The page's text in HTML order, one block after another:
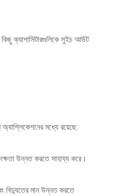
কিছু ক্যাপাসিটারগুলিকে সুইচ আউট
মধ্যে রয়েছে:
উন্নত করতে সাহায্য করে।
বিদ্যুতের মান উন্নত করতে